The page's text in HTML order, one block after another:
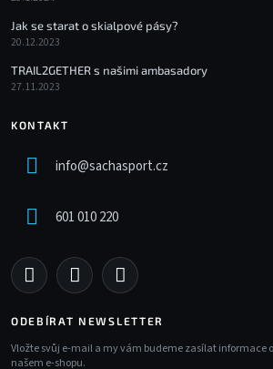
Jak se starat o skialpové pásy?
20.12.2023
TRAIL2GETHER s našimi ambasadory
27.11.2023
KONTAKT
info@sachasport.cz
601 010 220
ODEBÍRAT NEWSLETTER
Vložte svůj e-mail a my vám budeme zasílat informace
našem e-shopu.